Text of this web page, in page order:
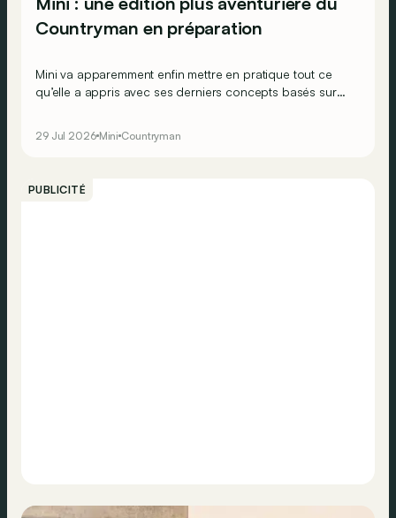
Countryman en préparation
Mini va apparemment enfin mettre en pratique tout ce
qu’elle a appris avec ses derniers concepts basés sur
29 Jul 2026 Mini Countryman
PUBLICITÉ